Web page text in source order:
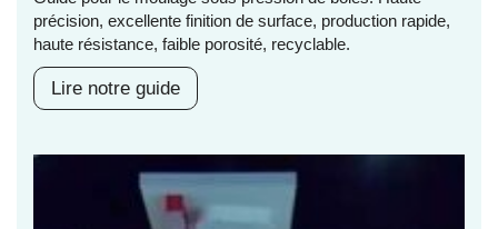
précision, excellente finition de surface, production rapide,
haute résistance, faible porosité, recyclable.
Lire notre guide